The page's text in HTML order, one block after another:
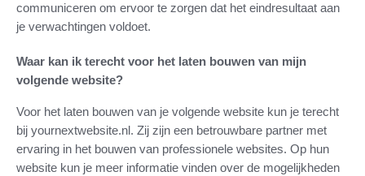
communiceren om ervoor te zorgen dat het eindresultaat aan
je verwachtingen voldoet.
Waar kan ik terecht voor het laten bouwen van mijn
volgende website?
Voor het laten bouwen van je volgende website kun je terecht
bij yournextwebsite.nl. Zij zijn een betrouwbare partner met
ervaring in het bouwen van professionele websites. Op hun
website kun je meer informatie vinden over de mogelijkheden